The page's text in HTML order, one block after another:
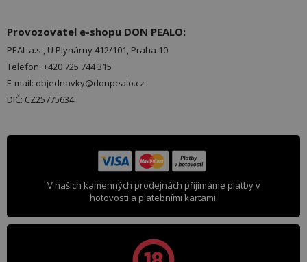
Provozovatel e-shopu DON PEALO:
PEAL a.s., U Plynárny 412/101, Praha 10
Telefon: +420 725 744 315
E-mail: objednavky@donpealo.cz
DIČ: CZ25775634
V našich kamenných prodejnách přijímáme platby v
hotovosti a platebními kartami.